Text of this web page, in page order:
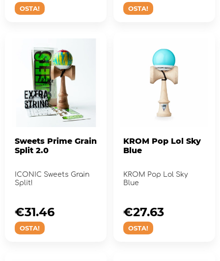
OSTA! OSTA!
Sweets Prime Grain
Split 2.0
ICONIC Sweets Grain
Split!
OSTA!
€31.46
KROM Pop Lol Sky
Blue
KROM Pop Lol Sky
Blue
OSTA!
€27.63